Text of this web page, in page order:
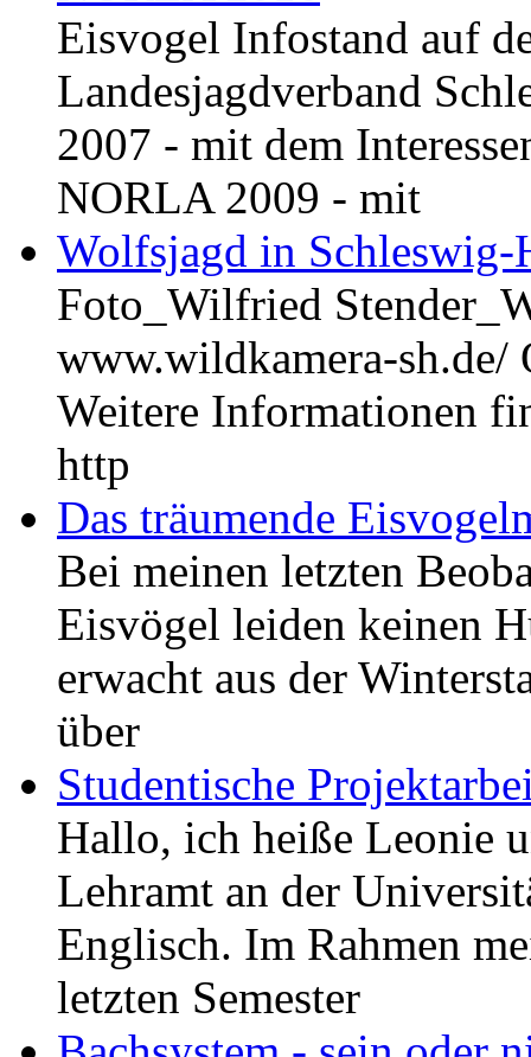
Eisvogel Infostand auf
Landesjagdverband
2007 - mit dem
NORLA 2009 - mit
Wolfsjagd in
Foto_Wilfried
www.wildkamera-sh.de/
Weitere Informationen
http
Das träumende
Bei meinen letzten
Eisvögel leiden keinen
erwacht aus der
über
Studentische
Hallo, ich heiße Leonie
Lehramt an der
Englisch. Im Rahmen
letzten Semester